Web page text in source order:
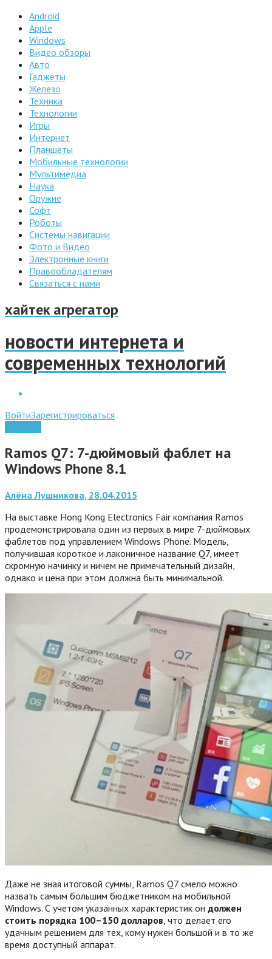
Android
Apple
Windows
Видео обзоры
Авто
Гаджеты
Железо
Техника
Технологии
Игры
Интернет
Планшеты
Мобильные технологии
Мультимедиа
Наука
Оружие
Софт
Роботы
Системы навигации
Фото и Видео
Электронные книги
Правообладателям
Связаться с нами
хайтек агрегатор
новости интернета и
современных технологий
ВойтиЗарегистрироваться
Ramos Q7: 7-дюймовый фаблет на
Windows Phone 8.1
Алёна Лушникова, 28.04.2015
На выставке Hong Kong Electronics Fair компания Ramos
продемонстрировала один из первых в мире 7-дюймовых
фаблетов под управлением Windows Phone. Модель,
получившая короткое и лаконичное название Q7, имеет
скромную начинку и ничем не примечательный дизайн,
однако и цена при этом должна быть минимальной.
Даже не зная итоговой суммы, Ramos Q7 смело можно
назвать самым большим бюджетником на мобильной
Windows. С учетом указанных характеристик он должен
стоить порядка 100–150 долларов , что делает его
удачным решением для тех, кому нужен большой и в то же
время доступный аппарат.